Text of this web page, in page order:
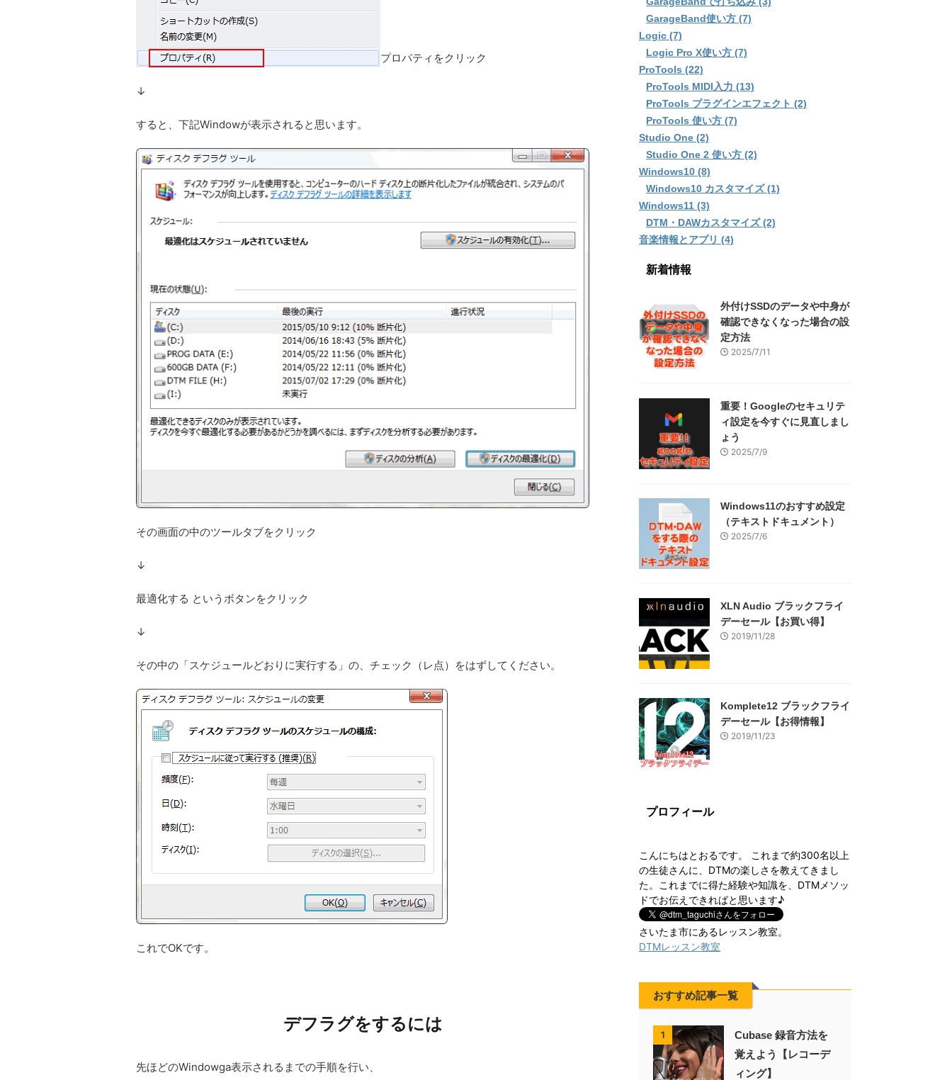
プロパティをクリック
↓
すると、下記Windowが表示されると思います。
その画面の中のツールタブをクリック
↓
最適化する というボタンをクリック
↓
その中の「スケジュールどおりに実行する」の、チェック（レ点）をはずしてください。
これでOKです。
デフラグをするには
先ほどのWindowga表示されるまでの手順を行い、
GarageBand使い方 (7)
Logic (7)
Logic Pro X使い方 (7)
ProTools (22)
ProTools MIDI入力 (13)
ProTools プラグインエフェクト (2)
ProTools 使い方 (7)
Studio One (2)
Studio One 2 使い方 (2)
Windows10 (8)
Windows10 カスタマイズ (1)
Windows11 (3)
DTM・DAWカスタマイズ (2)
音楽情報とアプリ (4)
新着情報
外付けSSDのデータや中身が
確認できなくなった場合の設
定方法
2025/7/11
重要！Googleのセキュリテ
ィ設定を今すぐに見直しまし
ょう
2025/7/9
Windows11のおすすめ設定
（テキストドキュメント）
2025/7/6
XLN Audio ブラックフライ
デーセール【お買い得】
2019/11/28
Komplete12 ブラックフライ
デーセール【お得情報】
2019/11/23
プロフィール
こんにちはとおるです。 これまで約300名以上
の生徒さんに、DTMの楽しさを教えてきまし
た。これまでに得た経験や知識を、DTMメソッ
ドでお伝えできればと思います♪
さいたま市にあるレッスン教室。
DTMレッスン教室
おすすめ記事一覧
1
Cubase 録音方法を
覚えよう【レコーデ
ィング】